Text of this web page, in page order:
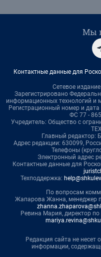
Мы
Контактные данные для
Сетевое
Зарегистрировано
информационных технологий и
Регистрационный номер и
ФС 77 -
Учредитель: Общество с
Главный редактор:
Адрес редакции: 630099,
Телефоны
Электронный адрес
Контактные данные для
Техподдержка:
По вопросам
Жапарова Жанна, менеджер
Ревина Мария, директор
Редакция сайта не несет
информации,